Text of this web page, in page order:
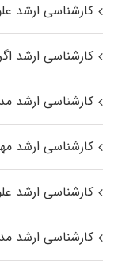
کارشناسی ارشد
کارشناسی ارشد
کارشناسی ارشد
کارشناسی ارشد
کارشناسی ارشد
کارشناسی ارشد